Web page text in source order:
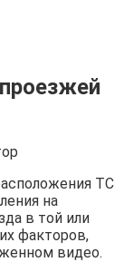
ТС
на
в той или
факторов,
видео.